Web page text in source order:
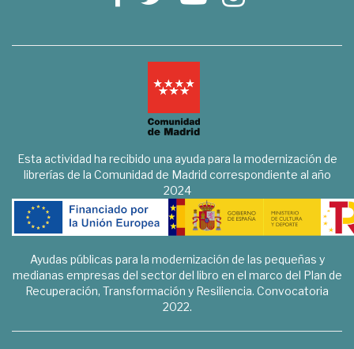
Esta actividad ha recibido una ayuda para la modernización de
librerías de la Comunidad de Madrid correspondiente al año
2024
Ayudas públicas para la modernización de las pequeñas y
medianas empresas del sector del libro en el marco del Plan de
Recuperación, Transformación y Resiliencia. Convocatoria
2022.